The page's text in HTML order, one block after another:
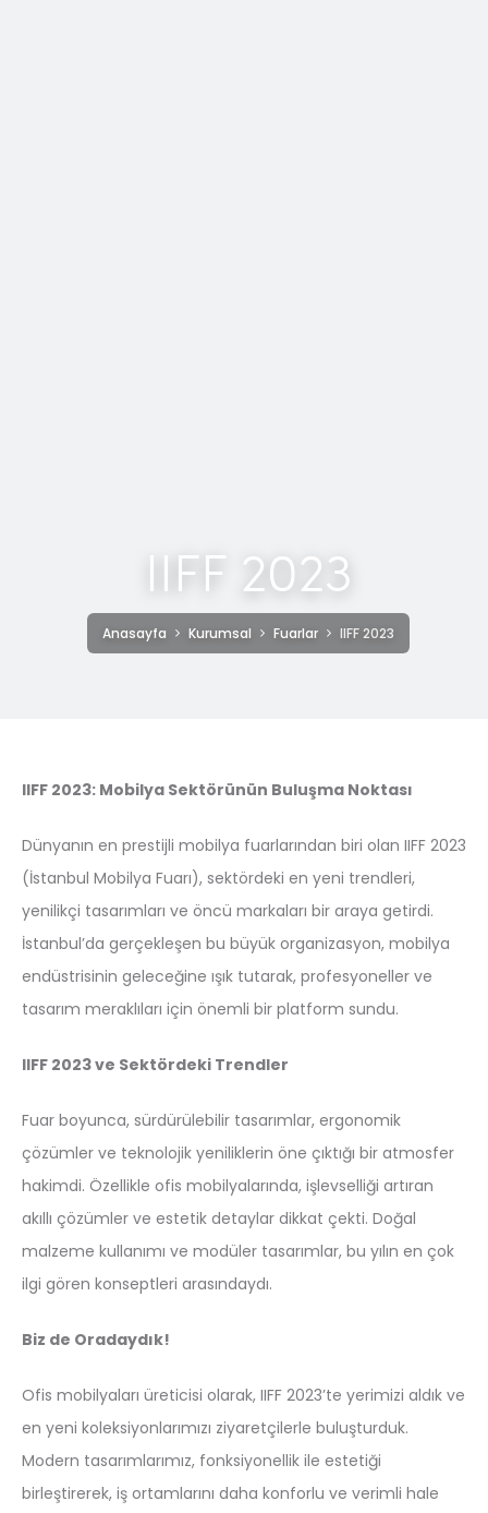
IIFF 2023
Anasayfa Kurumsal Fuarlar IIFF 2023
IIFF 2023: Mobilya Sektörünün Buluşma Noktası
Dünyanın en prestijli mobilya fuarlarından biri olan IIFF 2023
(İstanbul Mobilya Fuarı), sektördeki en yeni trendleri,
yenilikçi tasarımları ve öncü markaları bir araya getirdi.
İstanbul’da gerçekleşen bu büyük organizasyon, mobilya
endüstrisinin geleceğine ışık tutarak, profesyoneller ve
tasarım meraklıları için önemli bir platform sundu.
IIFF 2023 ve Sektördeki Trendler
Fuar boyunca, sürdürülebilir tasarımlar, ergonomik
çözümler ve teknolojik yeniliklerin öne çıktığı bir atmosfer
hakimdi. Özellikle ofis mobilyalarında, işlevselliği artıran
akıllı çözümler ve estetik detaylar dikkat çekti. Doğal
malzeme kullanımı ve modüler tasarımlar, bu yılın en çok
ilgi gören konseptleri arasındaydı.
Biz de Oradaydık!
Ofis mobilyaları üreticisi olarak, IIFF 2023’te yerimizi aldık ve
en yeni koleksiyonlarımızı ziyaretçilerle buluşturduk.
Modern tasarımlarımız, fonksiyonellik ile estetiği
birleştirerek, iş ortamlarını daha konforlu ve verimli hale